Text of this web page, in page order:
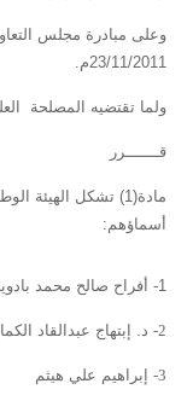
وعلى مبادرة مجلس التعاون
23/11/2011م.
ولما تقتضيه المصلحة
قـــــــرر
مادة(1) تشكل الهيئة
أسماؤهم:
1- أفراح صالح محمد بادويلان
2- د. إبتهاج عبدالقاد
3- إبراهيم علي هيثم